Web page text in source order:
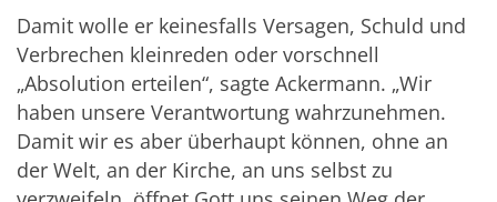
Damit wolle er keinesfalls Versagen, Schuld und
Verbrechen kleinreden oder vorschnell
„Absolution erteilen“, sagte Ackermann. „Wir
haben unsere Verantwortung wahrzunehmen.
Damit wir es aber überhaupt können, ohne an
der Welt, an der Kirche, an uns selbst zu